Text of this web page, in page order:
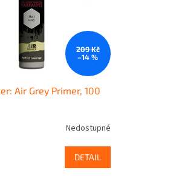
209 Kč
–14 %
Air Grey Primer, 100
Nedostupné
DETAIL